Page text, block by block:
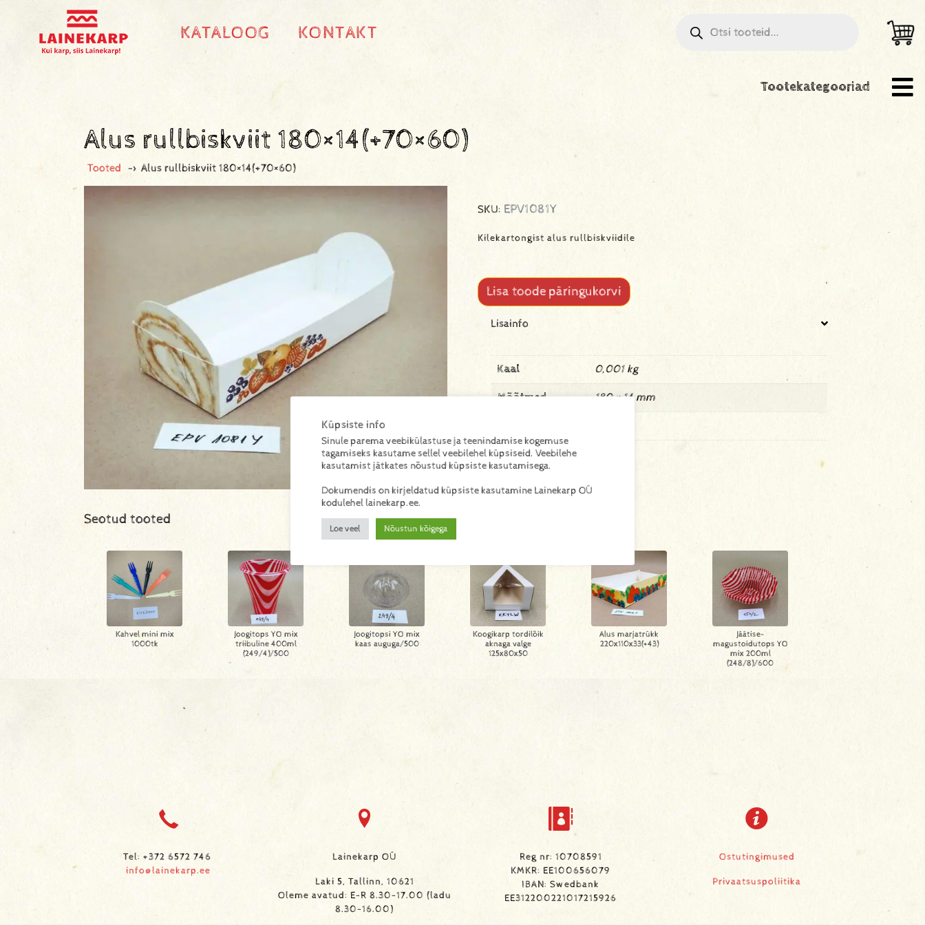
KATALOOG KONTAKT
Tootekategooriad
Alus rullbiskviit 180×14(+70×60)
Tooted -> Alus rullbiskviit 180×14(+70×60)
SKU: EPV1081Y
Kilekartongist alus rullbiskviidile
Lisa toode päringukorvi
Lisainfo
Kaal 0,001 kg
Mõõtmed 180 × 14 mm
Seotud tooted
Kahvel mini mix
1000tk
Joogitops YO mix
triibuline 400ml
(249/4)/500
Joogitopsi YO mix
kaas auguga/500
Koogikarp tordilõik
aknaga valge
125x80x50
Alus marjatrükk
220x110x33(+43)
Jäätise-
magustoidutops YO
mix 200ml
(248/8)/600
Küpsiste info
Sinule parema veebikülastuse ja teenindamise kogemuse
tagamiseks kasutame sellel veebilehel küpsiseid. Veebilehe
kasutamist jätkates nõustud küpsiste kasutamisega.
Dokumendis on kirjeldatud küpsiste kasutamine Lainekarp OÜ
kodulehel lainekarp.ee.
Loe veel Nõustun kõigega
Tel: +372 6572 746
info@lainekarp.ee
Lainekarp OÜ
Laki 5, Tallinn, 10621
Oleme avatud: E-R 8.30-17.00 (ladu
8.30-16.00)
Reg nr: 10708591
KMKR: EE100656079
IBAN: Swedbank
EE312200221017215926
Ostutingimused
Privaatsuspoliitika